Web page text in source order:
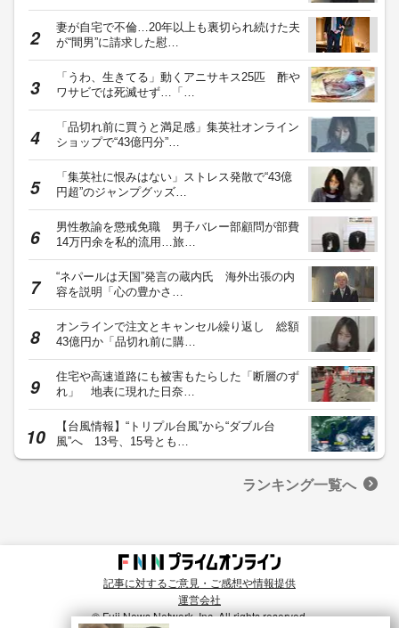
妻が自宅で不倫…20年以上も裏切られ続けた夫
が“間男”に請求した慰…
「うわ、生きてる」動くアニサキス25匹 酢や
ワサビでは死滅せず…「…
「品切れ前に買うと満足感」集英社オンライン
ショップで“43億円分”…
「集英社に恨みはない」ストレス発散で“43億
円超”のジャンプグッズ…
男性教諭を懲戒免職 男子バレー部顧問が部費
14万円余を私的流用…旅…
“ネパールは天国”発言の蔵内氏 海外出張の内
容を説明「心の豊かさ…
オンラインで注文とキャンセル繰り返し 総額
43億円か「品切れ前に購…
住宅や高速道路にも被害もたらした「断層のず
れ」 地表に現れた日奈…
【台風情報】“トリプル台風”から“ダブル台
風”へ 13号、15号とも…
ランキング一覧へ
記事に対するご意見・ご感想や情報提供
運営会社
© Fuji News Network, Inc. All rights reserved.